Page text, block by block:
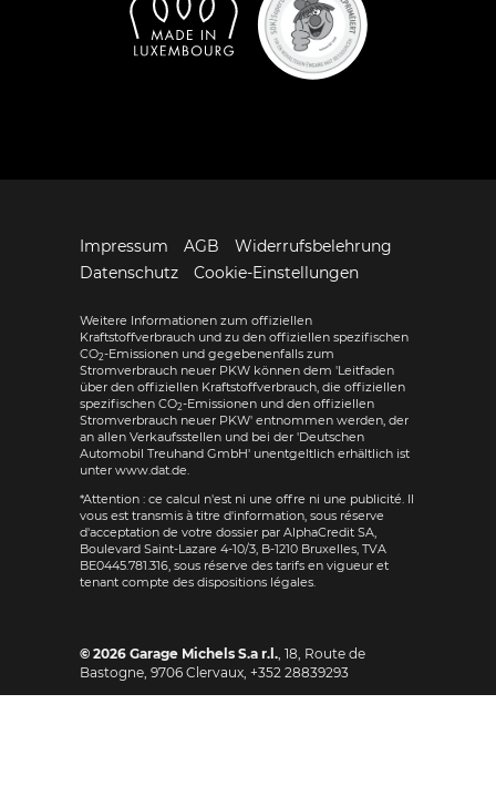
Impressum AGB
Widerrufsbelehrung
Datenschutz
Cookie-Einstellungen
Weitere Informationen zum offiziellen
Kraftstoffverbrauch und zu den offiziellen spezifischen
CO2-Emissionen und gegebenenfalls zum
Stromverbrauch neuer PKW können dem 'Leitfaden
über den offiziellen Kraftstoffverbrauch, die offiziellen
spezifischen CO2-Emissionen und den offiziellen
Stromverbrauch neuer PKW' entnommen werden, der
an allen Verkaufsstellen und bei der 'Deutschen
Automobil Treuhand GmbH' unentgeltlich erhältlich ist
unter www.dat.de.
*Attention : ce calcul n'est ni une offre ni une publicité. Il
vous est transmis à titre d'information, sous réserve
d'acceptation de votre dossier par AlphaCredit SA,
Boulevard Saint-Lazare 4-10/3, B-1210 Bruxelles, TVA
BE0445.781.316, sous réserve des tarifs en vigueur et
tenant compte des dispositions légales.
© 2026 Garage Michels S.a r.l., 18, Route de
Bastogne, 9706 Clervaux, +352 28839293